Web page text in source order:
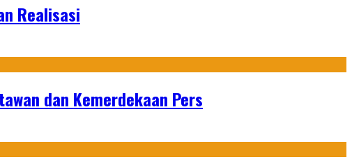
Realisasi
dan Kemerdekaan Pers